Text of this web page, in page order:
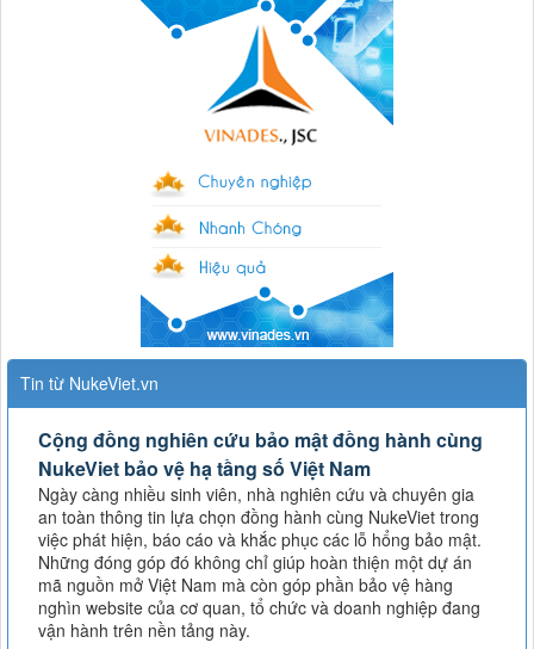
Tin từ NukeViet.vn
Cộng đồng nghiên cứu bảo mật đồng hành cùng
NukeViet bảo vệ hạ tầng số Việt Nam
Ngày càng nhiều sinh viên, nhà nghiên cứu và chuyên gia
an toàn thông tin lựa chọn đồng hành cùng NukeViet trong
việc phát hiện, báo cáo và khắc phục các lỗ hổng bảo mật.
Những đóng góp đó không chỉ giúp hoàn thiện một dự án
mã nguồn mở Việt Nam mà còn góp phần bảo vệ hàng
nghìn website của cơ quan, tổ chức và doanh nghiệp đang
vận hành trên nền tảng này.